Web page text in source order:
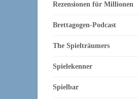
Rezensionen für Millionen
Brettagogen-Podcast
The Spielträumers
Spielekenner
Spielbar